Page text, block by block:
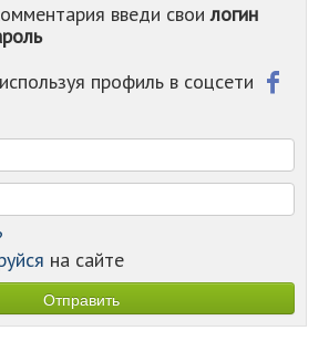
-
-
введи своилогин
профиль в соцсети
на сайте